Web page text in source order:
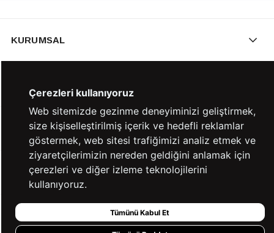
KURUMSAL
YARDIM
BİZE ULAŞIN
HIZLI ERİŞİM
Çerezleri kullanıyoruz
Web sitemizde gezinme deneyiminizi geliştirmek,
size kişiselleştirilmiş içerik ve hedefli reklamlar
göstermek, web sitesi trafiğimizi analiz etmek ve
ziyaretçilerimizin nereden geldiğini anlamak için
çerezleri ve diğer izleme teknolojilerini
kullanıyoruz.
Tümünü Kabul Et